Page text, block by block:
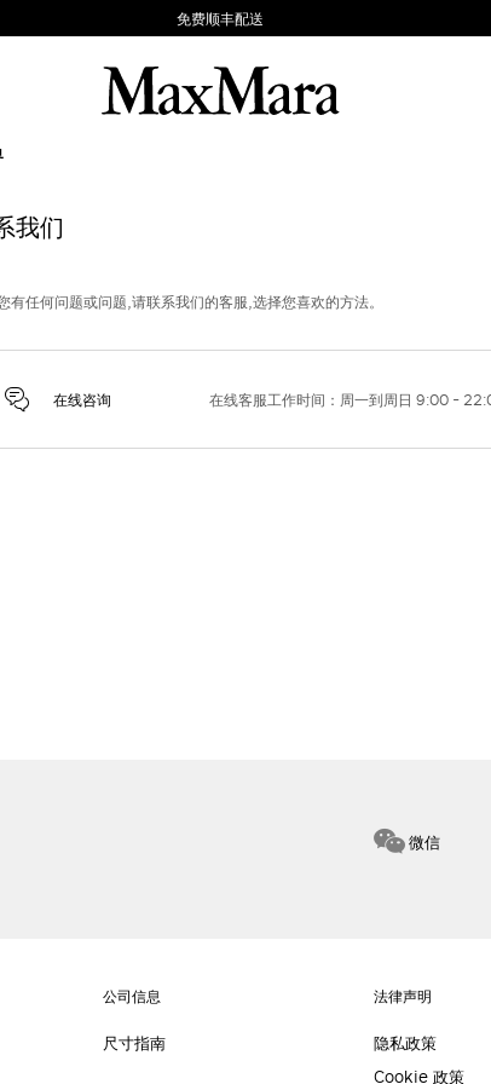
免费顺丰配送
我们
有任何问题或问题,请联系我们的客服,选择您喜欢的方法。
在线咨询 在线客服工作时间：周一到周日 9:00 -
微信
公司信息
尺寸指南
法律声明
隐私政策
Cookie 政策